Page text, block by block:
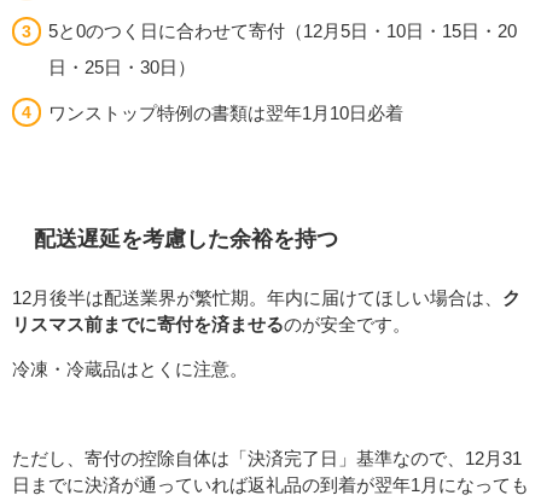
5と0のつく日に合わせて寄付（12月5日・10日・15日・20
日・25日・30日）
ワンストップ特例の書類は翌年1月10日必着
配送遅延を考慮した余裕を持つ
12月後半は配送業界が繁忙期。年内に届けてほしい場合は、 ク
リスマス前までに寄付を済ませるのが安全です。
冷凍・冷蔵品はとくに注意。
ただし、寄付の控除自体は「決済完了日」基準なので、12月31
日までに決済が通っていれば返礼品の到着が翌年1月になっても